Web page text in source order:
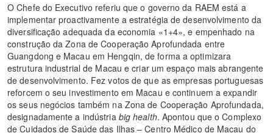
O Chefe do Executivo referiu que o governo da RAEM está a
implementar proactivamente a estratégia de desenvolvimento da
diversificação adequada da economia «1+4», e empenhado na
construção da Zona de Cooperação Aprofundada entre
Guangdong e Macau em Hengqin, de forma a optimizara
estrutura industrial de Macau e criar um espaço mais abrangente
de desenvolvimento. Fez votos de que as empresas portuguesas
reforcem o seu investimento em Macau e continuem a expandir
os seus negócios também na Zona de Cooperação Aprofundada,
designadamente a indústria big health. Apontou que o Complexo
de Cuidados de Saúde das Ilhas – Centro Médico de Macau do